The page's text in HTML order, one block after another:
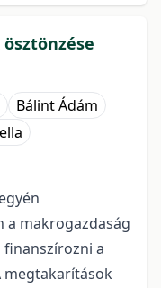
Bálint Ádám
a makrogazdaság
a
megtakarítások